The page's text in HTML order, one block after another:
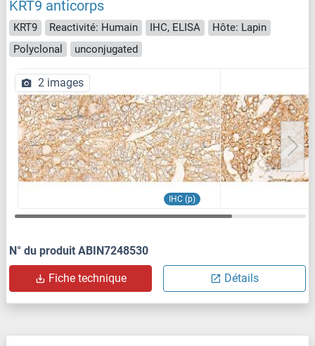
KRT9 anticorps
KRT9 Reactivité: Humain IHC, ELISA
Hôte: Lapin
Polyclonal
unconjugated
IHC (p)
2 images
N° du produit ABIN7248530
Fiche technique Détails